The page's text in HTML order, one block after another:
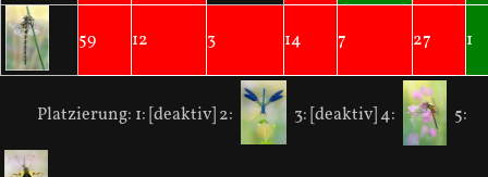
59 12 3 14 7 27 1
Platzierung: 1: [deaktiv]2: 3: [deaktiv]4: 5: